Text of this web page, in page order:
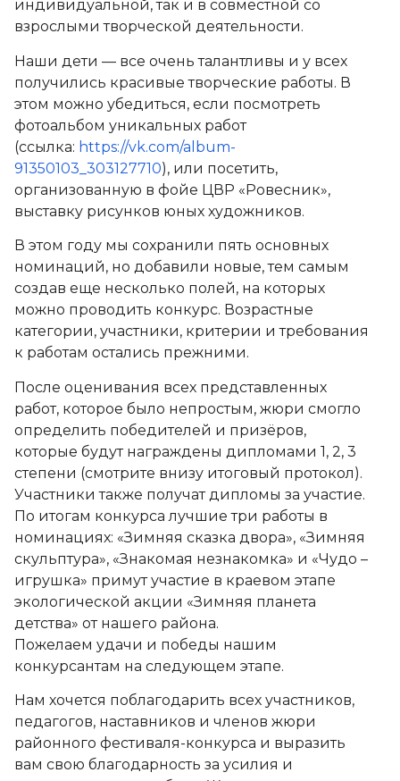
индивидуальной, так и в совместной со
взрослыми творческой деятельности.
Наши дети — все очень талантливы и у всех
получились красивые творческие работы. В
этом можно убедиться, если посмотреть
фотоальбом уникальных работ
(ссылка: https://vk.com/album-
91350103_303127710), или посетить,
организованную в фойе ЦВР «Ровесник»,
выставку рисунков юных художников.
В этом году мы сохранили пять основных
номинаций, но добавили новые, тем самым
создав еще несколько полей, на которых
можно проводить конкурс. Возрастные
категории, участники, критерии и требования
к работам остались прежними.
После оценивания всех представленных
работ, которое было непростым, жюри смогло
определить победителей и призёров,
которые будут награждены дипломами 1, 2, 3
степени (смотрите внизу итоговый протокол).
Участники также получат дипломы за участие.
По итогам конкурса лучшие три работы в
номинациях: «Зимняя сказка двора», «Зимняя
скульптура», «Знакомая незнакомка» и «Чудо –
игрушка» примут участие в краевом этапе
экологической акции «Зимняя планета
детства» от нашего района.
Пожелаем удачи и победы нашим
конкурсантам на следующем этапе.
Нам хочется поблагодарить всех участников,
педагогов, наставников и членов жюри
районного фестиваля-конкурса и выразить
вам свою благодарность за усилия и